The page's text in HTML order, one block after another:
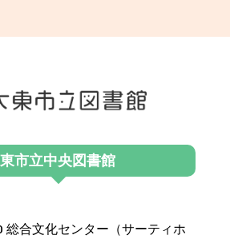
市立中央図書館
総合文化センター（サーティホ